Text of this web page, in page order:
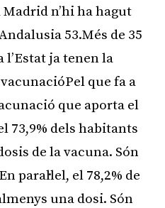
n’hi ha hagut
53.Més de 35
ja tenen la
que fa a
que aporta el
73,9% dels habitants
de la vacuna. Són
paral·lel, el 78,2% de
una dosi. Són